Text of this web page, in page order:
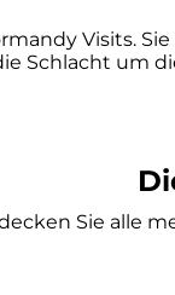
Visits.
Schlacht um
Sie alle